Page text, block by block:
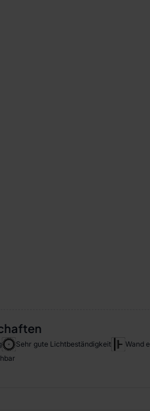
Sehr gute Lichtbeständigkeit Wand